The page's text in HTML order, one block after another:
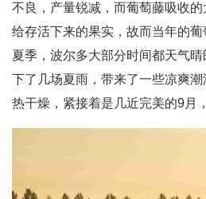
不良，产量锐减，而葡萄藤吸收
给存活下来的果实，故而当年的
夏季，波尔多大部分时间都天气
下了几场夏雨，带来了一些凉爽
热干燥，紧接着是几近完美的9月